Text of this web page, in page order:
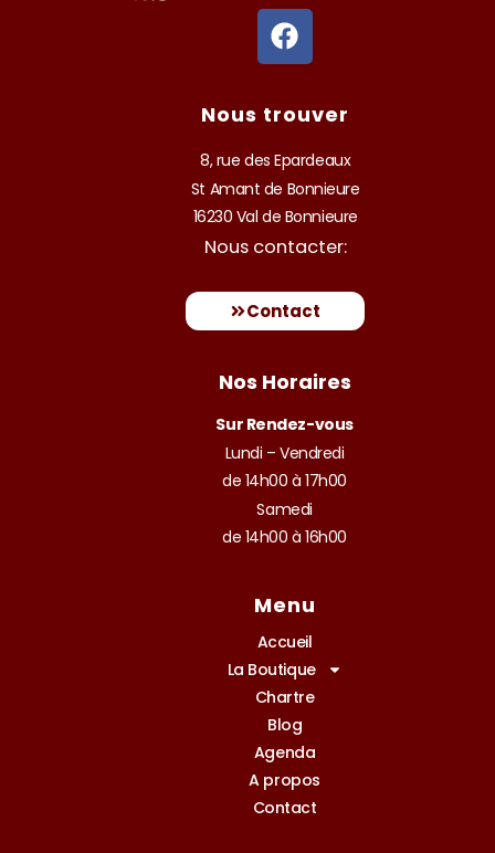
F
a
c
e
b
o
o
k
Nous trouver
8, rue des Epardeaux
St Amant de Bonnieure
16230 Val de Bonnieure
Nous contacter:
Contact
Nos Horaires
Sur Rendez-vous
Lundi – Vendredi
de 14h00 à 17h00
Samedi
de 14h00 à 16h00
Menu
Accueil
La Boutique
Chartre
Blog
Agenda
A propos
Contact